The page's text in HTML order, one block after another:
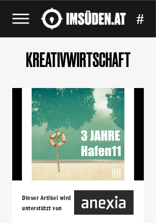
#
KREATIVWIRTSCHAFT
Dieser Artikel wird
unterstützt von